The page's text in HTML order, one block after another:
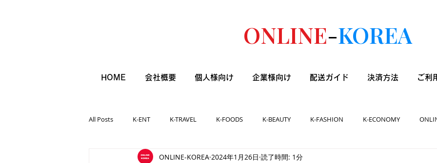
ONLINE-KOREA
HOME 会社概要 個人様向け 企業様向け 配送ガイド 決済方法 ご利
All Posts K-ENT K-TRAVEL K-FOODS K-BEAUTY K-FASHION K-ECONOMY
ONLINE-KOREA 2024年1月26日 読了時間: 1分